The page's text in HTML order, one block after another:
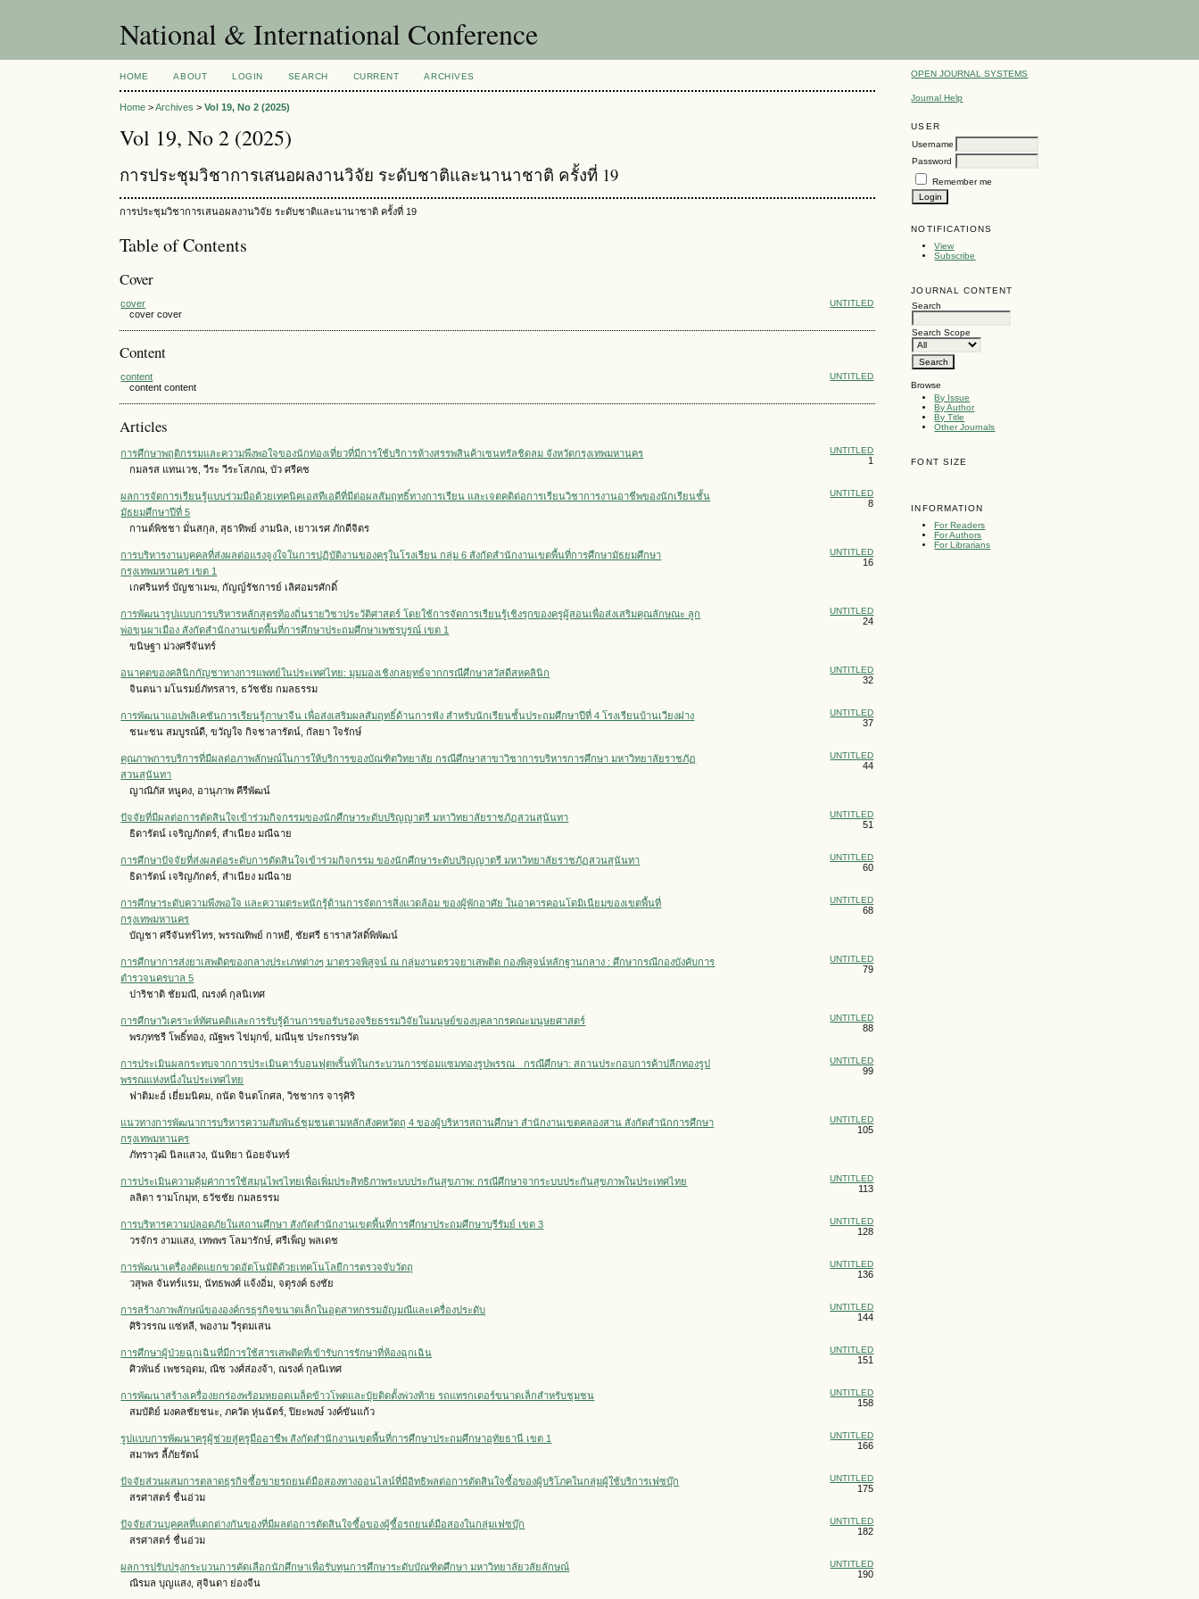
National & International Conference
OPEN JOURNAL SYSTEMS
Journal Help
USER
Username
Password
Remember me
NOTIFICATIONS
View
Subscribe
JOURNAL CONTENT
Search
Search Scope
Browse
By Issue
By Author
By Title
Other Journals
FONT SIZE
INFORMATION
For Readers
For Authors
For Librarians
HOME ABOUT LOGIN SEARCH CURRENT ARCHIVES
Home >Archives >Vol 19, No 2 (2025)
Vol 19, No 2 (2025)
การประชุมวิชาการเสนอผลงานวิจัย ระดับชาติและนานาชาติ ครั้งที่ 19
การประชุมวิชาการเสนอผลงานวิจัย ระดับชาติและนานาชาติ ครั้งที่ 19
Table of Contents
Cover
cover
cover cover
UNTITLED
Content
content
content content
UNTITLED
Articles
การศึกษาพฤติกรรมและความพึงพอใจของนักท่องเที่ยวที่มีการใช้บริการห้างสรรพสินค้าเซนทรัลชิดลม จังหวัดกรุงเทพมหานคร
กมลรส แทนเวช, วีระ วีระโสภณ, บัว ศรีคช
UNTITLED
1
ผลการจัดการเรียนรู้แบบร่วมมือด้วยเทคนิคเอสทีเอดีที่มีต่อผลสัมฤทธิ์ทางการเรียน และเจตคติต่อการเรียนวิชาการงานอาชีพของนักเรียนชั้น
มัธยมศึกษาปีที่ 5
กานต์พิชชา มั่นสกุล, สุธาทิพย์ งามนิล, เยาวเรศ ภักดีจิตร
UNTITLED
8
การบริหารงานบุคคลที่ส่งผลต่อแรงจูงใจในการปฏิบัติงานของครูในโรงเรียน กลุ่ม 6 สังกัดสำนักงานเขตพื้นที่การศึกษามัธยมศึกษา
กรุงเทพมหานคร เขต 1
เกศรินทร์ บัญชาเมฆ, กัญญ์รัชการย์ เลิศอมรศักดิ์
UNTITLED
16
การพัฒนารูปแบบการบริหารหลักสูตรท้องถิ่นรายวิชาประวัติศาสตร์ โดยใช้การจัดการเรียนรู้เชิงรุกของครูผู้สอนเพื่อส่งเสริมคุณลักษณะ ลูก
พ่อขุนผาเมือง สังกัดสำนักงานเขตพื้นที่การศึกษาประถมศึกษาเพชรบูรณ์ เขต 1
ขนิษฐา ม่วงศรีจันทร์
UNTITLED
24
อนาคตของคลินิกกัญชาทางการแพทย์ในประเทศไทย: มุมมองเชิงกลยุทธ์จากกรณีศึกษาสวัสดีสหคลินิก
จินตนา มโนรมย์ภัทรสาร, ธวัชชัย กมลธรรม
UNTITLED
32
การพัฒนาแอปพลิเคชันการเรียนรู้ภาษาจีน เพื่อส่งเสริมผลสัมฤทธิ์ด้านการฟัง สำหรับนักเรียนชั้นประถมศึกษาปีที่ 4 โรงเรียนบ้านเวียงฝาง
ชนะชน สมบูรณ์ดี, ขวัญใจ กิจชาลารัตน์, กัลยา ใจรักษ์
UNTITLED
37
คุณภาพการบริการที่มีผลต่อภาพลักษณ์ในการให้บริการของบัณฑิตวิทยาลัย กรณีศึกษาสาขาวิชาการบริหารการศึกษา มหาวิทยาลัยราชภัฏ
สวนสุนันทา
ญาณิภัส หนูคง, อานุภาพ คีรีพัฒน์
UNTITLED
44
ปัจจัยที่มีผลต่อการตัดสินใจเข้าร่วมกิจกรรมของนักศึกษาระดับปริญญาตรี มหาวิทยาลัยราชภัฏสวนสุนันทา
ธิดารัตน์ เจริญภักตร์, สำเนียง มณีฉาย
UNTITLED
51
การศึกษาปัจจัยที่ส่งผลต่อระดับการตัดสินใจเข้าร่วมกิจกรรม ของนักศึกษาระดับปริญญาตรี มหาวิทยาลัยราชภัฏสวนสุนันทา
ธิดารัตน์ เจริญภักตร์, สำเนียง มณีฉาย
UNTITLED
60
การศึกษาระดับความพึงพอใจ และความตระหนักรู้ด้านการจัดการสิ่งแวดล้อม ของผู้พักอาศัย ในอาคารคอนโดมิเนียมของเขตพื้นที่
กรุงเทพมหานคร
บัญชา ศรีจันทร์ไทร, พรรณทิพย์ กาหยี, ชัยศรี ธาราสวัสดิ์พิพัฒน์
UNTITLED
68
การศึกษาการส่งยาเสพติดของกลางประเภทต่างๆ มาตรวจพิสูจน์ ณ กลุ่มงานตรวจยาเสพติด กองพิสูจน์หลักฐานกลาง : ศึกษากรณีกองบังคับการ
ตำรวจนครบาล 5
ปาริชาติ ชัยมณี, ณรงค์ กุลนิเทศ
UNTITLED
79
การศึกษาวิเคราะห์ทัศนคติและการรับรู้ด้านการขอรับรองจริยธรรมวิจัยในมนุษย์ของบุคลากรคณะมนุษยศาสตร์
พรภุทชรี โพธิ์ทอง, ณัฐพร ไข่มุกข์, มณีนุช ประกรรษวัต
UNTITLED
88
การประเมินผลกระทบจากการประเมินคาร์บอนฟุตพริ้นท์ในกระบวนการซ่อมแซมทองรูปพรรณ กรณีศึกษา: สถานประกอบการค้าปลีกทองรูป
พรรณแห่งหนึ่งในประเทศไทย
ฟาติมะฮ์ เยี่ยมนิคม, ถนัด จินตโกศล, วิชชากร จารุศิริ
UNTITLED
99
แนวทางการพัฒนาการบริหารความสัมพันธ์ชุมชนตามหลักสังคหวัตถุ 4 ของผู้บริหารสถานศึกษา สำนักงานเขตคลองสาน สังกัดสำนักการศึกษา
กรุงเทพมหานคร
ภัทราวุฒิ นิลแสวง, นันทิยา น้อยจันทร์
UNTITLED
105
การประเมินความคุ้มค่าการใช้สมุนไพรไทยเพื่อเพิ่มประสิทธิภาพระบบประกันสุขภาพ: กรณีศึกษาจากระบบประกันสุขภาพในประเทศไทย
ลลิตา รามโกมุท, ธวัชชัย กมลธรรม
UNTITLED
113
การบริหารความปลอดภัยในสถานศึกษา สังกัดสำนักงานเขตพื้นที่การศึกษาประถมศึกษาบุรีรัมย์ เขต 3
วรจักร งามแสง, เทพพร โลมารักษ์, ศรีเพ็ญ พลเดช
UNTITLED
128
การพัฒนาเครื่องคัดแยกขวดอัตโนมัติด้วยเทคโนโลยีการตรวจจับวัตถุ
วสุพล จันทร์แรม, นัทธพงศ์ แจ้งอิ่ม, จตุรงค์ ธงชัย
UNTITLED
136
การสร้างภาพลักษณ์ขององค์กรธุรกิจขนาดเล็กในอุตสาหกรรมอัญมณีและเครื่องประดับ
ศิริวรรณ แซ่หลี, พองาม วีรุตมเสน
UNTITLED
144
การศึกษาผู้ป่วยฉุกเฉินที่มีการใช้สารเสพติดที่เข้ารับการรักษาที่ห้องฉุกเฉิน
ศิวพันธ์ เพชรอุดม, ณิช วงศ์ส่องจ้า, ณรงค์ กุลนิเทศ
UNTITLED
151
การพัฒนาสร้างเครื่องยกร่องพร้อมหยอดเมล็ดข้าวโพดและปุ๋ยติดตั้งพ่วงท้าย รถแทรกเตอร์ขนาดเล็กสำหรับชุมชน
สมบัติย์ มงคลชัยชนะ, ภควัต หุ่นฉัตร์, ปิยะพงษ์ วงค์ขันแก้ว
UNTITLED
158
รูปแบบการพัฒนาครูผู้ช่วยสู่ครูมืออาชีพ สังกัดสำนักงานเขตพื้นที่การศึกษาประถมศึกษาอุทัยธานี เขต 1
สมาพร ลี้ภัยรัตน์
UNTITLED
166
ปัจจัยส่วนผสมการตลาดธุรกิจซื้อขายรถยนต์มือสองทางออนไลน์ที่มีอิทธิพลต่อการตัดสินใจซื้อของผู้บริโภคในกลุ่มผู้ใช้บริการเฟซบุ๊ก
สรศาสตร์ ชื่นอ่วม
UNTITLED
175
ปัจจัยส่วนบุคคลที่แตกต่างกันของที่มีผลต่อการตัดสินใจซื้อของผู้ซื้อรถยนต์มือสองในกลุ่มเฟซบุ๊ก
สรศาสตร์ ชื่นอ่วม
UNTITLED
182
ผลการปรับปรุงกระบวนการคัดเลือกนักศึกษาเพื่อรับทุนการศึกษาระดับบัณฑิตศึกษา มหาวิทยาลัยวลัยลักษณ์
ณิรมล บุญแสง, สุจินดา ย่องจีน
UNTITLED
190